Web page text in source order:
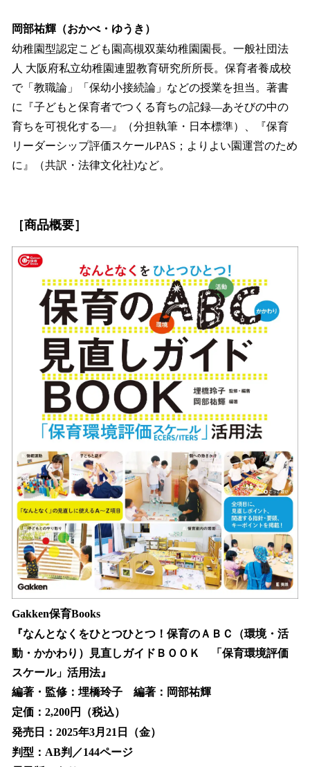
岡部祐輝（おかべ・ゆうき）
幼稚園型認定こども園高槻双葉幼稚園園長。一般社団法
人 大阪府私立幼稚園連盟教育研究所所長。保育者養成校
で「教職論」「保幼小接続論」などの授業を担当。著書
に『子どもと保育者でつくる育ちの記録—あそびの中の
育ちを可視化する—』（分担執筆・日本標準）、『保育
リーダーシップ評価スケールPAS；よりよい園運営のため
に』（共訳・法律文化社)など。
［商品概要］
Gakken保育Books
『なんとなくをひとつひとつ！保育のＡＢＣ（環境・活
動・かかわり）見直しガイドＢＯＯＫ 「保育環境評価
スケール」活用法』
編著・監修：埋橋玲子 編著：岡部祐輝
定価：2,200円（税込）
発売日：2025年3月21日（金）
判型：AB判／144ページ